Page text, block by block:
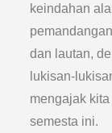
keindahan
dan lautan,
lukisan-
mengajak
semesta ini.